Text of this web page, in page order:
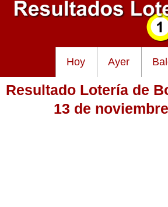
Hoy Ayer
Baloto
Resultado Lotería de
13 de